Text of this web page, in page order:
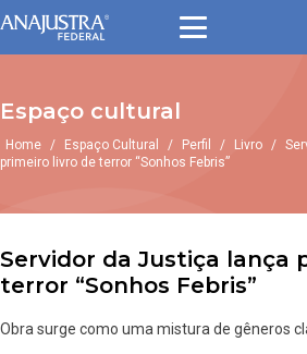
Espaço cultural
Home / Espaço Cultural / Perfil / Livro /
primeiro livro de terror “Sonhos Febris”
Servidor da Justiça lança
terror “Sonhos Febris”
Obra surge como uma mistura de gêneros